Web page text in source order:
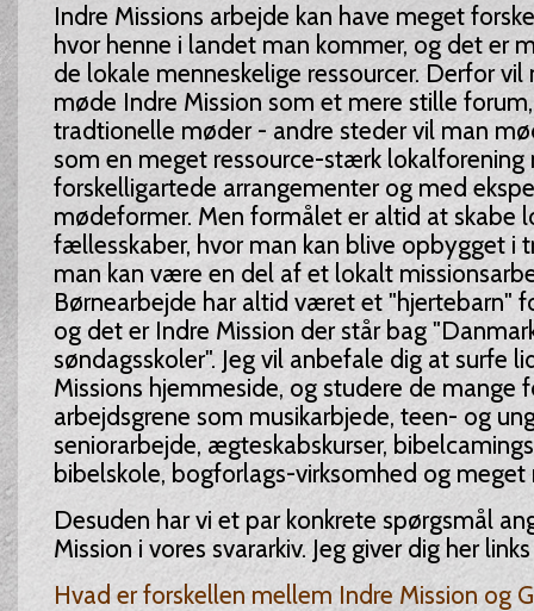
Indre Missions arbejde kan have meget
hvor henne i landet man kommer, og det er
de lokale menneskelige ressourcer. Derfor
møde Indre Mission som et mere stille
tradtionelle møder - andre steder vil man
som en meget ressource-stærk lokalforening
forskelligartede arrangementer og med
mødeformer. Men formålet er altid at skabe
fællesskaber, hvor man kan blive opbygget i
man kan være en del af et lokalt
Børnearbejde har altid været et "hjertebarn"
og det er Indre Mission der står bag
søndagsskoler". Jeg vil anbefale dig at surfe
Missions hjemmeside, og studere de mange
arbejdsgrene som musikarbjede, teen- og
seniorarbejde, ægteskabskurser,
bibelskole, bogforlags-virksomhed og meget
Desuden har vi et par konkrete spørgsmål
Mission i vores svararkiv. Jeg giver dig her
Hvad er forskellen mellem Indre Mission og